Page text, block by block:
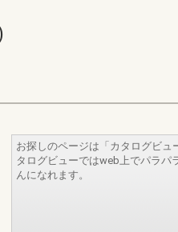
お探しのページは「カタログビュ
タログビューではweb上でパラパ
んになれます。